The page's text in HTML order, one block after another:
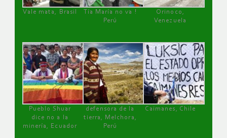
Vale mata, Brasil
Tía María no va !
Perú
Orinoco,
Venezuela
Pueblo Shuar
dice no a la
minería, Ecuador
defensora de la
tierra, Melchora,
Perú
Caimanes, Chile